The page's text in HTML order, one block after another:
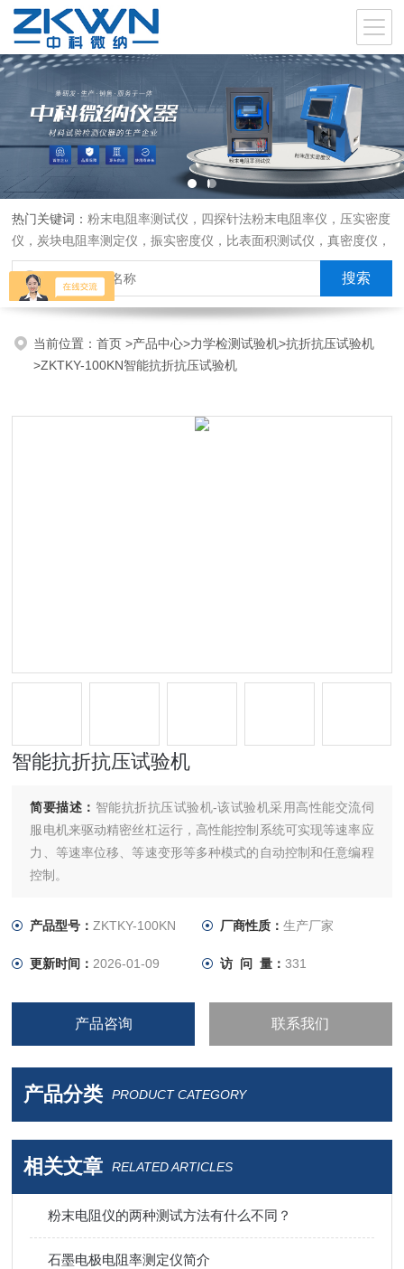
热门关键词：粉末电阻率测试仪，四探针法粉末电阻率仪，压实密度
仪，炭块电阻率测定仪，振实密度仪，比表面积测试仪，真密度仪，
炭块热膨胀仪，炭块透气率仪，炭块二氧化碳反应测定仪
当前位置：首页>产品中心>力学检测试验机>抗折抗压试验机
>ZKTKY-100KN智能抗折抗压试验机
智能抗折抗压试验机
简要描述： 智能抗折抗压试验机-该试验机采用高性能交流伺
服电机来驱动精密丝杠运行，高性能控制系统可实现等速率应
力、等速率位移、等速变形等多种模式的自动控制和任意编程
控制。
产品型号：ZKTKY-100KN 厂商性质： 生产厂家
更新时间： 2026-01-09 访 问 量： 331
产品咨询 联系我们
产品分类 PRODUCT CATEGORY
相关文章 RELATED ARTICLES
粉末电阻仪的两种测试方法有什么不同？
石墨电极电阻率测定仪简介